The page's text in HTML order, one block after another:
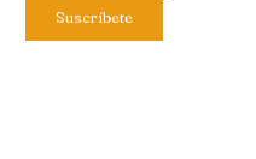
Suscríbete